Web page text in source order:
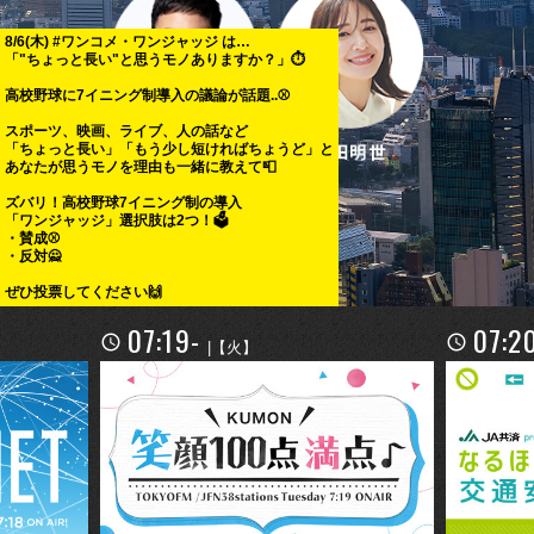
8/6(木) #ワンコメ・ワンジャッジ は…
「"ちょっと長い"と思うモノありますか？」⏱️
高校野球に7イニング制導入の議論が話題..⚾️
スポーツ、映画、ライブ、人の話など
「ちょっと長い」「もう少し短ければちょうど」と
あなたが思うモノを理由も一緒に教えて📮
ズバリ！高校野球7イニング制の導入
「ワンジャッジ」選択肢は2つ！🗳️
・賛成⚾
・反対🙅
ぜひ投票してください🙌
07:19- |【火】